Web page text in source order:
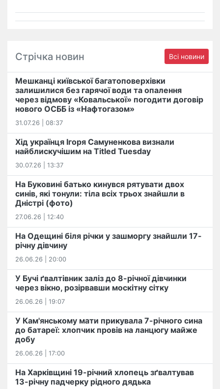
Стрічка новин Всі новини
Мешканці київської багатоповерхівки
залишилися без гарячої води та опалення
через відмову «Ковальської» погодити договір
нового ОСББ із «Нафтогазом»
31.07.26 | 08:37
Хід українця Ігоря Самуненкова визнали
найблискучішим на Titled Tuesday
30.07.26 | 13:37
На Буковині батько кинувся рятувати двох
синів, які тонули: тіла всіх трьох знайшли в
Дністрі (фото)
27.06.26 | 12:40
На Одещині біля річки у зашморгу знайшли 17-
річну дівчину
26.06.26 | 20:00
У Бучі ґвалтівник заліз до 8-річної дівчинки
через вікно, розірвавши москітну сітку
26.06.26 | 19:07
У Кам'янському мати прикувала 7-річного сина
до батареї: хлопчик провів на ланцюгу майже
добу
26.06.26 | 17:00
На Харківщині 19-річний хлопець​ ️зґвалтував
13-річну падчерку рідного дядька